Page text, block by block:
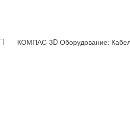
КОМПАС-3D Оборудование: